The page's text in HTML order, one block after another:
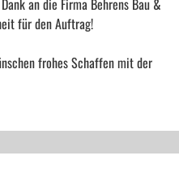
an die Firma Behrens Bau &
für den Auftrag!
frohes Schaffen mit der